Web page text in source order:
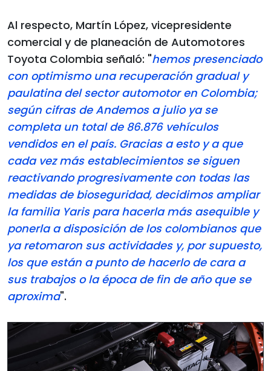
Al respecto, Martín López, vicepresidente
comercial y de planeación de Automotores
Toyota Colombia señaló: "hemos presenciado
con optimismo una recuperación gradual y
paulatina del sector automotor en Colombia;
según cifras de Andemos a julio ya se
completa un total de 86.876 vehículos
vendidos en el país. Gracias a esto y a que
cada vez más establecimientos se siguen
reactivando progresivamente con todas las
medidas de bioseguridad, decidimos ampliar
la familia Yaris para hacerla más asequible y
ponerla a disposición de los colombianos que
ya retomaron sus actividades y, por supuesto,
los que están a punto de hacerlo de cara a
sus trabajos o la época de fin de año que se
aproxima".